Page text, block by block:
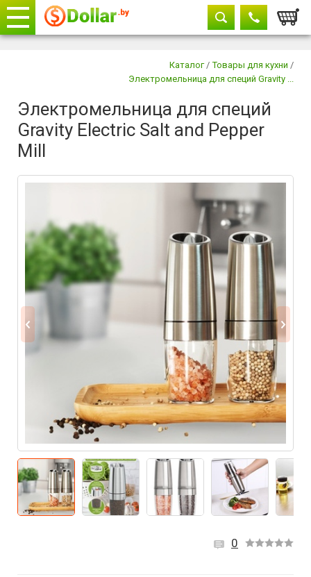
+375 29882-11-33
+375 17315-37-77
Каталог / Товары для кухни /
Электромельница для специй Gravity ...
Электромельница для специй
Gravity Electric Salt and Pepper
Mill
0